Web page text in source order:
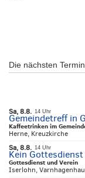
Die nächsten
Sa, 8.8. 14 Uhr
Gemeindetreff in
Kaffeetrinken im
Herne, Kreuzkirche
Sa, 8.8. 14 Uhr
Kein
Gottesdienst und Verein
Iserlohn,